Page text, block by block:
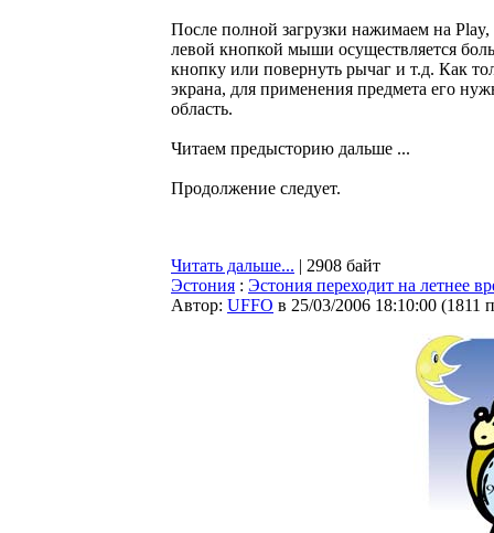
После полной загрузки нажимаем на Play,
левой кнопкой мыши осуществляется
кнопку или повернуть рычаг и т.д. Как
экрана, для применения предмета его
область.
Читаем предысторию дальше ...
Продолжение следует.
Читать дальше... | 2908 байт
Эстония : Эстония переходит на летнее
Автор: UFFO в 25/03/2006 18:10:00 (1811